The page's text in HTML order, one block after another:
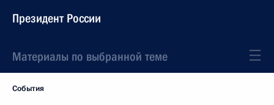
Президент России
Материалы по выбранной теме
События